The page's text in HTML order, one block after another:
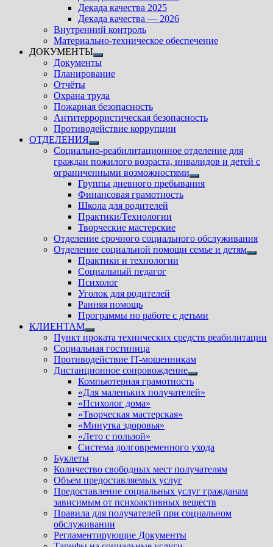
подменю
Декада качества 2025
Декада качества — 2026
Внутренний контроль
Материально-техническое обеспечение
ДОКУМЕНТЫ
Показать
подменю
Документы
Планирование
Отчёты
Охрана труда
Пожарная безопасность
Антитеррористическая безопасность
Противодействие коррупции
ОТДЕЛЕНИЯ
Показать
подменю
Социально-реабилитационное отделение для
граждан пожилого возраста, инвалидов и детей с
ограниченными возможностями
Показать
подменю
Группы дневного пребывания
Финансовая грамотность
Школа для родителей
Практики/Технологии
Творческие мастерские
Отделение срочного социального обслуживания
Отделение социальной помощи семье и детям
Практики и технологии
Социальный педагог
Психолог
Уголок для родителей
Ранняя помощь
Программы по работе с детьми
КЛИЕНТАМ
Показать
подменю
Пункт проката технических средств реабилитации
Социальная гостиница
Противодействие IT-мошенникам
Дистанционное сопровождение
Показать
подменю
Компьютерная грамотность
«Для маленьких получателей»
«Психолог дома»
«Творческая мастерская»
«Минутка здоровья»
«Лето с пользой»
Система долговременного ухода
Буклеты
Количество свободных мест получателям
Объем предоставляемых услуг
Предоставление социальных услуг гражданам
зависимым от психоактивных веществ
Правила для получателей при социальном
обслуживании
Регламентирующие Документы